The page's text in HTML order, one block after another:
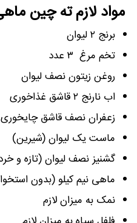
مواد لازم ته چین
برنج ۲ لیوان
تخم مرغ ۳ عدد
روغن زیتون نصف لیوان
اب نارنج ۲ قاشق غذاخوری
زعفران نصف قاشق چایخوری
ماست یک لیوان (شیرین)
گشنیز نصف لیوان (تازه و
ماهی نیم کیلو (بدون
نمک به میزان لازم